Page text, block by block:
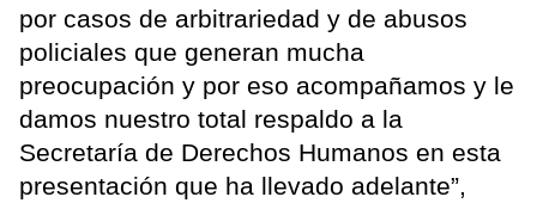
por casos de arbitrariedad y de abusos
policiales que generan mucha
preocupación y por eso acompañamos y le
damos nuestro total respaldo a la
Secretaría de Derechos Humanos en esta
presentación que ha llevado adelante”,